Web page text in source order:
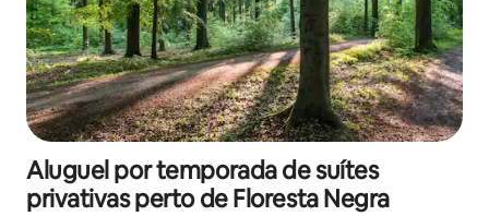
Aluguel por temporada de suítes
privativas perto de Floresta Negra